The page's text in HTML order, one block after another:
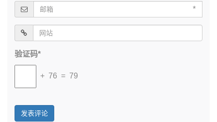
*
验证码*
+ 76 = 79